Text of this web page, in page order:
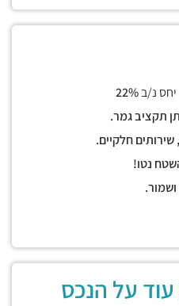
יחס נ/ב
על הנכס